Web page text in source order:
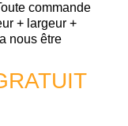
commande
+ largeur +
nous être